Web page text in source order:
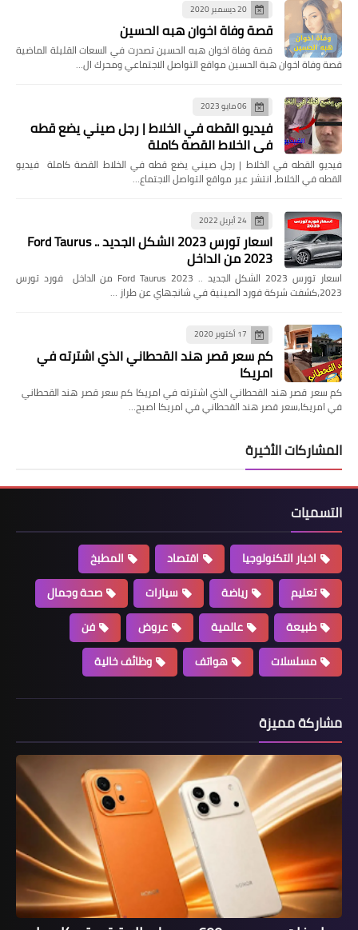
20 ديسمبر 2020
قصة وفاة اخوان هبه الحسين
قصة وفاة اخوان هبه الحسين تصدرت في السعات القليلة الماضية
قصة وفاة اخوان هبة الحسين مواقع التواصل الاجتماعي ومحرك ال…
06 مايو 2023
فيديو القطه في الخلاط | رجل صيني يضع قطه
في الخلاط القصة كاملة
فيديو القطه في الخلاط | رجل صيني يضع قطه في الخلاط القصة كاملة فيديو
القطه في الخلاط، انتشر عبر مواقع التواصل الاجتماع…
24 أبريل 2022
اسعار تورس 2023 الشكل الجديد .. Ford Taurus
2023 من الداخل
اسعار تورس 2023 الشكل الجديد .. Ford Taurus 2023 من الداخل فورد تورس
2023،كشفت شركة فورد الصينية في شانجهاي عن طراز …
17 أكتوبر 2020
كم سعر قصر هند القحطاني الذي اشترته في
امريكا
كم سعر قصر هند القحطاني الذي اشترته في امريكا كم سعر قصر هند القحطاني
في امريكا,سعر قصر هند القحطاني في امريكا اصبح…
المشاركات الأخيرة
التسميات
اخبار التكنولوجيا اقتصاد
المطبخ
تعليم
رياضة سيارات
صحة وجمال
طبيعة
عالمية عروض
فن
مسلسلات
هواتف وظائف خالية
مشاركة مميزة